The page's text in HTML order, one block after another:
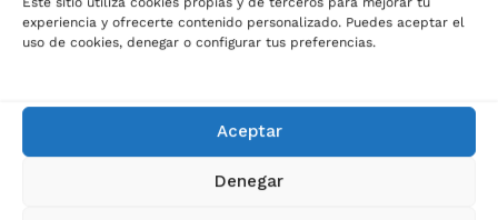
experiencia y ofrecerte contenido personalizado. Puedes aceptar el
uso de cookies, denegar o configurar tus preferencias.
Aceptar
Denegar
disponibles. Es muy importante tener en
consideración este factor a la hora de
contraposición a la frecuencia de descarga.